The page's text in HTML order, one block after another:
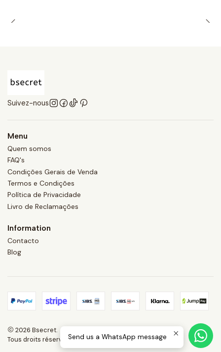
Suivez-nous
Menu
Quem somos
FAQ's
Condições Gerais de Venda
Termos e Condições
Política de Privacidade
Livro de Reclamações
Information
Contacto
Blog
2026 Bsecret.
Tous droits réservés.Propulsé par Jumpseller.
Send us a WhatsApp message